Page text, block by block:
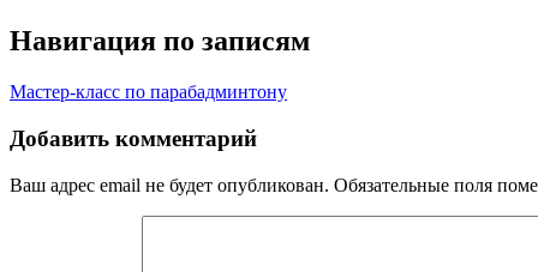
Навигация по записям
Мастер-класс по парабадминтону
Добавить комментарий
Ваш адрес email не будет опубликован. Обязательные поля